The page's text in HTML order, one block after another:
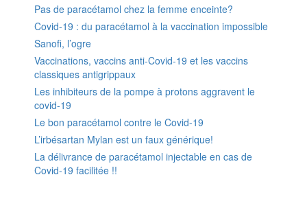
Pas de paracétamol chez la femme enceinte?
Covid-19 : du paracétamol à la vaccination impossible
Sanofi, l’ogre
Vaccinations, vaccins anti-Covid-19 et les vaccins
classiques antigrippaux
Les inhibiteurs de la pompe à protons aggravent le
covid-19
Le bon paracétamol contre le Covid-19
L’irbésartan Mylan est un faux générique!
La délivrance de paracétamol injectable en cas de
Covid-19 facilitée !!